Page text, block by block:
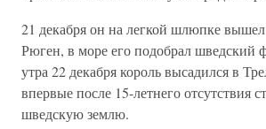
21 декабря он на легкой шлюпке
Рюген, в море его подобрал шведский
утра 22 декабря король высадился в
впервые после 15-летнего отсутствия
шведскую землю.